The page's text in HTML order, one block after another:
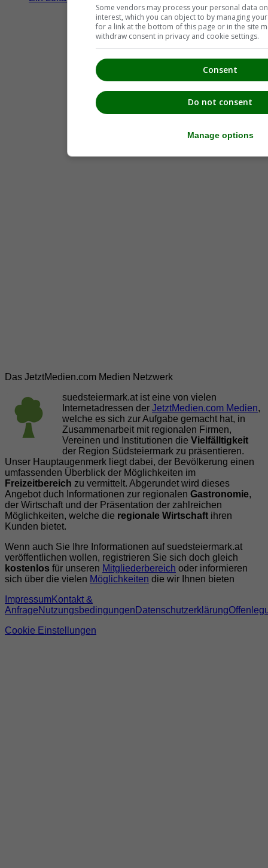
Das JetztMedien.com Medien Netzwerk
suedsteiermark.at ist eine von vielen
Internetadressen der JetztMedien.com Medien,
welche es sich zur Aufgabe gemacht hat, in
Zusammenarbeit mit regionalen Firmen,
Vereinen und Institutionen die Vielfälltigkeit
der Region Südsteiermark zu präsentieren.
Unser Hauptaugenmerk liegt dabei, der Bevölkerung einen
umfassenden Überblick der Möglichkeiten im
Freizeitbereich zu vermittelt. Abgerundet wird dieses
Angebot duch Informationen zur regionalen Gastronomie,
der Wirtschaft und der Präsentation der zahlreichen
Möglichkeiten, welche die regionale Wirtschaft ihren
Kunden bietet.
Wenn auch Sie Ihre Informationen auf suedsteiermark.at
veröffentlichen wollen, registrieren Sie sich doch gleich
kostenlos für unseren Mitgliederbereich oder informieren
sich über die vielen Möglichkeiten die wir Ihnen bieten
ImpressumKontakt &
AnfrageNutzungsbedingungen Datenschutzerklärung
Cookie Einstellungen
Some vendors may process your personal data
interest, which you can object to by managing
for a link at the bottom of this page or in the site
withdraw consent in privacy and cookie settings.
Consent
Do not consent
Manage options